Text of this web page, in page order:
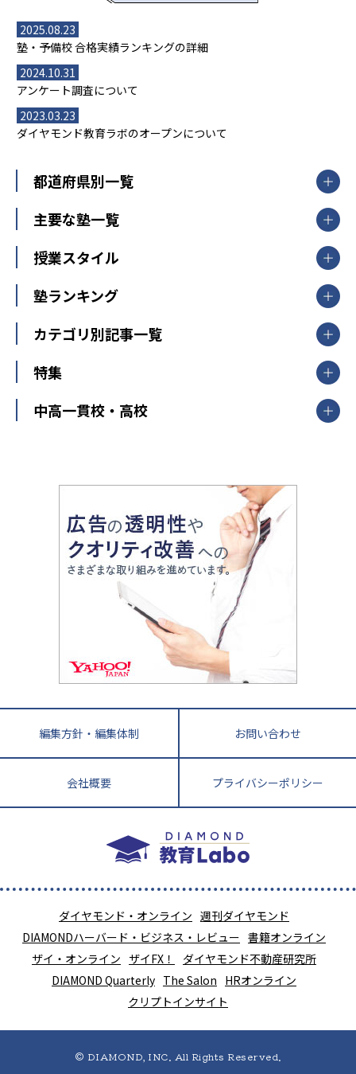
2025.08.23
塾・予備校 合格実績ランキングの詳細
2024.10.31
アンケート調査について
2023.03.23
ダイヤモンド教育ラボのオープンについて
都道府県別一覧
北海道・東北
山形県
福島県
関東
東京都
神奈川県
茨城県
栃木県
群馬県
新潟県
中部
愛知県
静岡県
長野県
大阪府
兵庫県 京都府 奈良県
和歌山県
鳥取県
島根県 岡山県 広島県
香川県
高知県
長崎県 熊本県
鹿児島県 沖縄県
主要な塾一覧
【掲載塾一覧を見る】
東京個別指導学院
明光義塾
個別教室のトライ
武田塾
授業スタイル
個別指導
オンライン指導
塾ランキング
中学受験ランキング
カテゴリ別記事一覧
中学受験
大学受験
教育全般
大学受験塾の選び方
中学受験に熱心な市区町村ランキング
小学校受験
家庭教師
特集
開成番長直伝！子どもの受験を成功させる方法
運動と遊びを考える
情報Ⅰ、数学が苦手な人注目！最短距離の学力
アップ法
悩み多き「大学受験」相談室
英語・英会話・英検対策
小学校教師が解説！中学受験のリアル
教育ジャーナリストが徹底解説！ 大学受験の羅
中高一貫校・高校
大学入試改革
ママテクエグザム
進化する中高一貫校・高校
編集方針・編集体制 お問い合わせ
会社概要 プライバシーポリシー
ダイヤモンド・オンライン 週刊ダイヤモンド
DIAMONDハーバード・ビジネス・レビュー 書籍オンライン
ザイ・オンライン ザイFX！
ダイヤモンド不動産研究所
DIAMOND Quarterly The Salon HRオンライン
クリプトインサイト
© DIAMOND, INC. All Rights Reserved.